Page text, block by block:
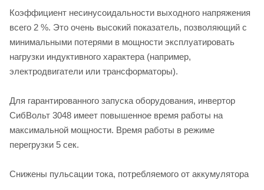
Коэффициент несинусоидальности выходного напряжения
всего 2 %. Это очень высокий показатель, позволяющий с
минимальными потерями в мощности эксплуатировать
нагрузки индуктивного характера (например,
электродвигатели или трансформаторы).
Для гарантированного запуска оборудования, инвертор
СибВольт 3048 имеет повышенное время работы на
максимальной мощности. Время работы в режиме
перегрузки 5 сек.
Снижены пульсации тока, потребляемого от аккумулятора